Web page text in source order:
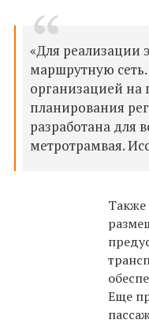
«Для реализации
маршрутную
организацией на
планирования
разработана для
метротрамвая.
Также
Еще